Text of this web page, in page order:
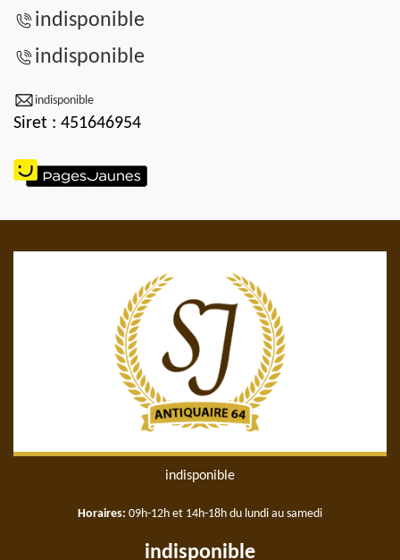
indisponible
indisponible
indisponible
Siret : 451646954
indisponible
Horaires: 09h-12h et 14h-18h du lundi au samedi
indisponible